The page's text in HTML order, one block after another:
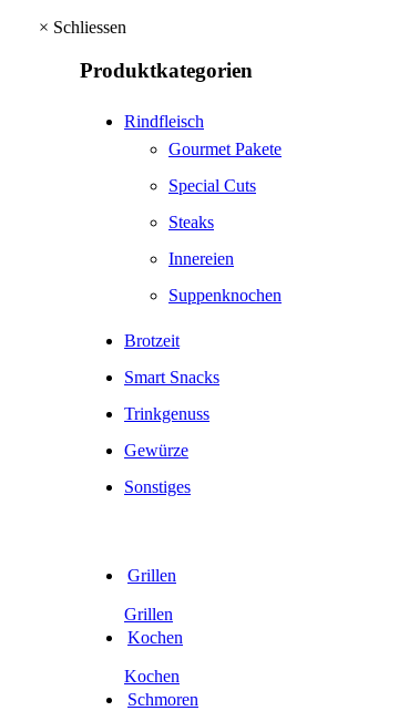
× Schliessen
Produktkategorien
Rindfleisch
Gourmet Pakete
Special Cuts
Steaks
Innereien
Suppenknochen
Brotzeit
Smart Snacks
Trinkgenuss
Gewürze
Sonstiges
Grillen
Grillen
Kochen
Kochen
Schmoren